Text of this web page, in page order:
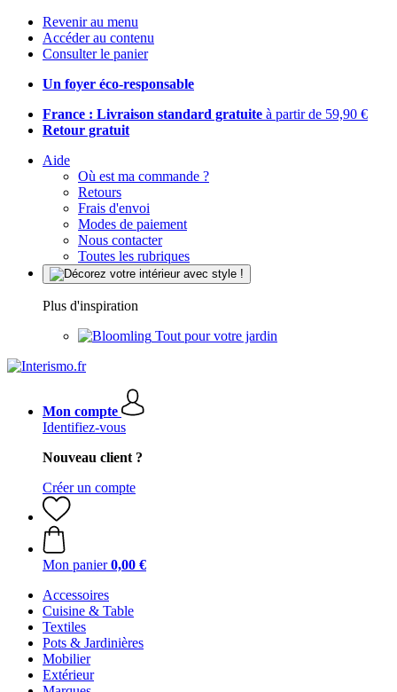
Revenir au menu
Accéder au contenu
Consulter le panier
Un foyer éco-responsable
France : Livraison standard gratuite à partir de 59,90 €
Retour gratuit
Aide
Où est ma commande ?
Retours
Frais d'envoi
Modes de paiement
Nous contacter
Toutes les rubriques
Plus d'inspiration
Tout pour votre jardin
Mon compte
Identifiez-vous
Nouveau client ?
Créer un compte
Mon panier 0,00 €
Accessoires
Cuisine & Table
Textiles
Pots & Jardinières
Mobilier
Extérieur